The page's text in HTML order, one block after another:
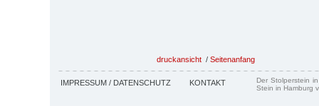
druckansicht / Seitenanfang
IMPRESSUM / DATENSCHUTZ KONTAKT
Der Stolperstein
Stein in Hamburg